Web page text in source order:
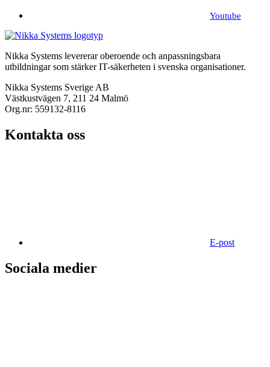
Youtube
Nikka Systems levererar oberoende och anpassningsbara
utbildningar som stärker IT-säkerheten i svenska organisationer.
Nikka Systems Sverige AB
Västkustvägen 7, 211 24 Malmö
Org.nr: 559132-8116
Kontakta oss
E-post
Sociala medier